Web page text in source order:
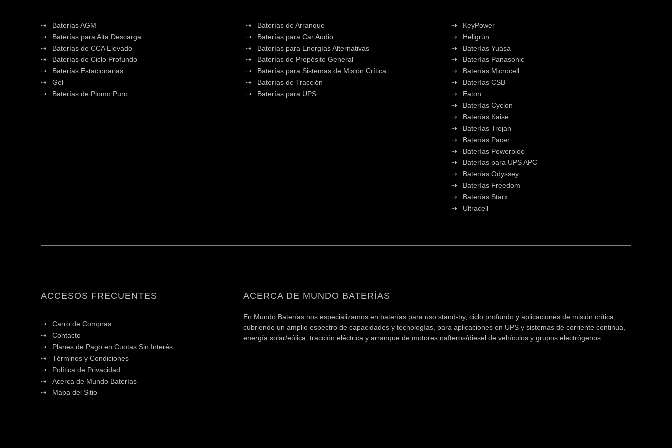
Baterías AGM
Baterías para Alta Descarga
Baterías de CCA Elevado
Baterías de Ciclo Profundo
Baterías Estacionarias
Gel
Baterías de Plomo Puro
Baterías de Arranque
Baterías para Car Audio
Baterías para Energías Alternativas
Baterías de Propósito General
Baterías para Sistemas de Misión Crítica
Baterías de Tracción
Baterías para UPS
KeyPower
Hellgrün
Baterías Yuasa
Baterías Panasonic
Baterías Microcell
Baterías CSB
Eaton
Baterías Cyclon
Baterías Kaise
Baterías Trojan
Baterías Pacer
Baterías Powerbloc
Baterías para UPS APC
Baterías Odyssey
Baterías Freedom
Baterías Starx
Ultracell
ACCESOS FRECUENTES
Carro de Compras
Contacto
Planes de Pago en Cuotas Sin Interés
Términos y Condiciones
Política de Privacidad
Acerca de Mundo Baterías
Mapa del Sitio
ACERCA DE MUNDO BATERÍAS
En Mundo Baterías nos especializamos en baterías para uso stand-by, ciclo profundo y aplicaciones de misión crítica,
cubriendo un amplio espectro de capacidades y tecnologías, para aplicaciones en UPS y sistemas de corriente continua,
energía solar/eólica, tracción eléctrica y arranque de motores nafteros/diesel de vehículos y grupos electrógenos.